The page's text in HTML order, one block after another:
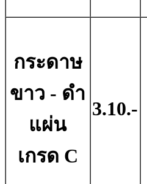
กระดาษ
ขาว - ดํา
แผ่น
เกรด C
3.10.-